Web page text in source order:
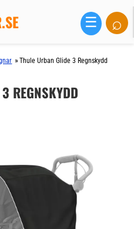
☰ ⌕
»Thule Urban Glide 3 Regnskydd
REGNSKYDD